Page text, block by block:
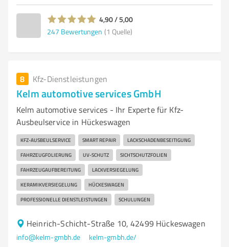
4,90 / 5,00
247 Bewertungen (1 Quelle)
8 Kfz-Dienstleistungen
Kelm automotive services GmbH
Kelm automotive services - Ihr Experte für Kfz-
Ausbeulservice in Hückeswagen
KFZ-AUSBEULSERVICE SMART REPAIR LACKSCHADENBESEITIGUNG
FAHRZEUGFOLIERUNG UV-SCHUTZ SICHTSCHUTZFOLIEN
FAHRZEUGAUFBEREITUNG LACKVERSIEGELUNG
KERAMIKVERSIEGELUNG HÜCKESWAGEN
PROFESSIONELLE DIENSTLEISTUNGEN SCHULUNGEN
Heinrich-Schicht-Straße 10, 42499 Hückeswagen
info@kelm-gmbh.de kelm-gmbh.de/